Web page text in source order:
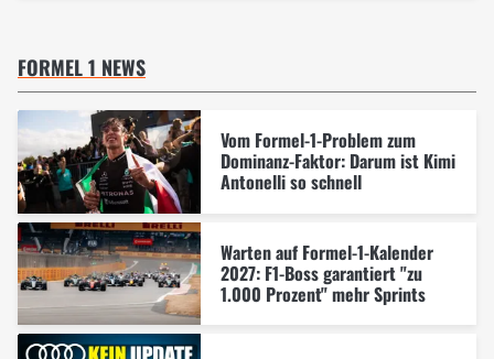
FORMEL 1 NEWS
Vom Formel-1-Problem zum
Dominanz-Faktor: Darum ist Kimi
Antonelli so schnell
Warten auf Formel-1-Kalender
2027: F1-Boss garantiert "zu
1.000 Prozent" mehr Sprints